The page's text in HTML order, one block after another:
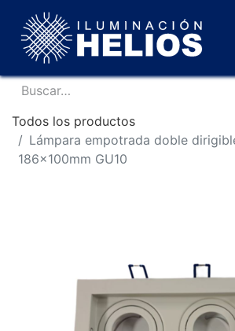
Todos los productos
Lámpara empotrada doble
186x100mm GU10